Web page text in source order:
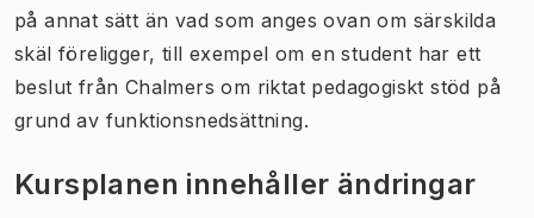
på annat sätt än vad som anges ovan om särskilda
skäl föreligger, till exempel om en student har ett
beslut från Chalmers om riktat pedagogiskt stöd på
grund av funktionsnedsättning.
Kursplanen innehåller ändringar